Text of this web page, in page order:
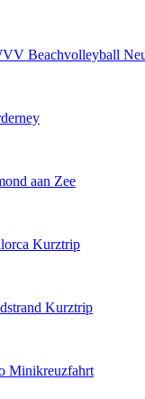
Beachvolleyball
aan Zee
Kurztrip
Kurztrip
Minikreuzfahrt